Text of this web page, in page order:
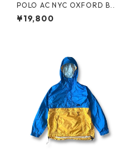
POLO AC NYC OXFORD
SHIRT by Polo Ralph Lauren
¥19,800